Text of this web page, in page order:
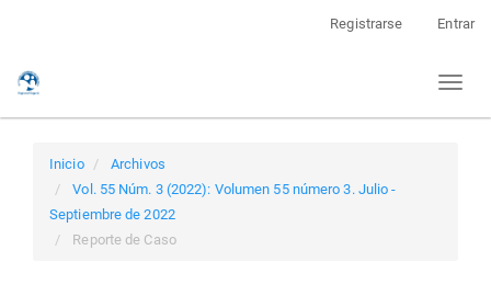
Registrarse Entrar
Toggle
Inicio
Archivos
Vol. 55 Núm. 3 (2022): Volumen 55 número 3. Julio -
Septiembre de 2022
Reporte de Caso